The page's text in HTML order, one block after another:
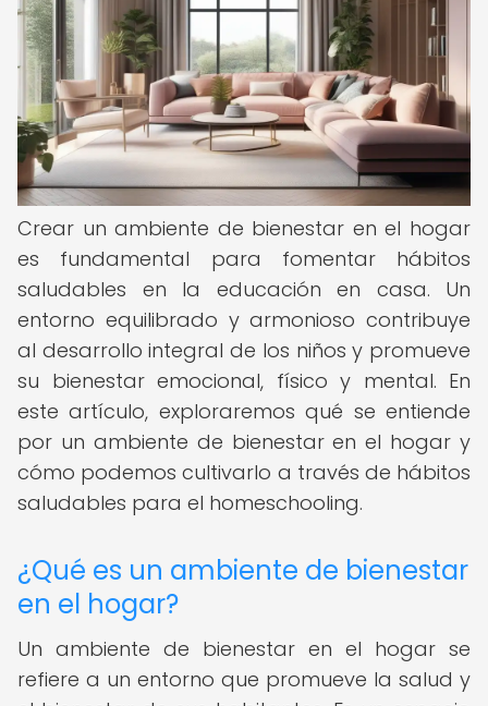
Crear un ambiente de bienestar en el hogar
es fundamental para fomentar hábitos
saludables en la educación en casa. Un
entorno equilibrado y armonioso contribuye
al desarrollo integral de los niños y promueve
su bienestar emocional, físico y mental. En
este artículo, exploraremos qué se entiende
por un ambiente de bienestar en el hogar y
cómo podemos cultivarlo a través de hábitos
saludables para el homeschooling.
¿Qué es un ambiente de bienestar
en el hogar?
Un ambiente de bienestar en el hogar se
refiere a un entorno que promueve la salud y